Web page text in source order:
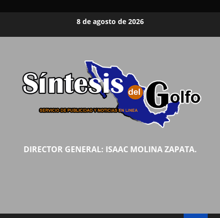
8 de agosto de 2026
DIRECTOR GENERAL: ISAAC MOLINA ZAPATA.